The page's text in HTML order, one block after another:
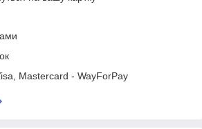
Mastercard - WayForPay